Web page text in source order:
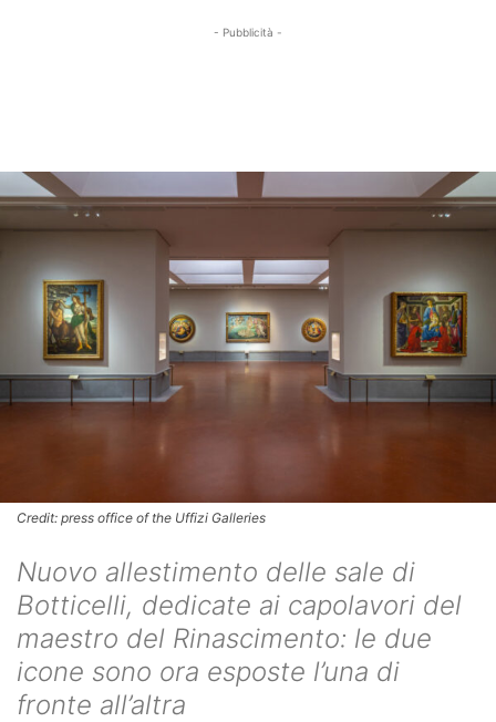
- Pubblicità -
Credit: press office of the Uffizi Galleries
Nuovo allestimento delle sale di
Botticelli, dedicate ai capolavori del
maestro del Rinascimento: le due
icone sono ora esposte l’una di
fronte all’altra